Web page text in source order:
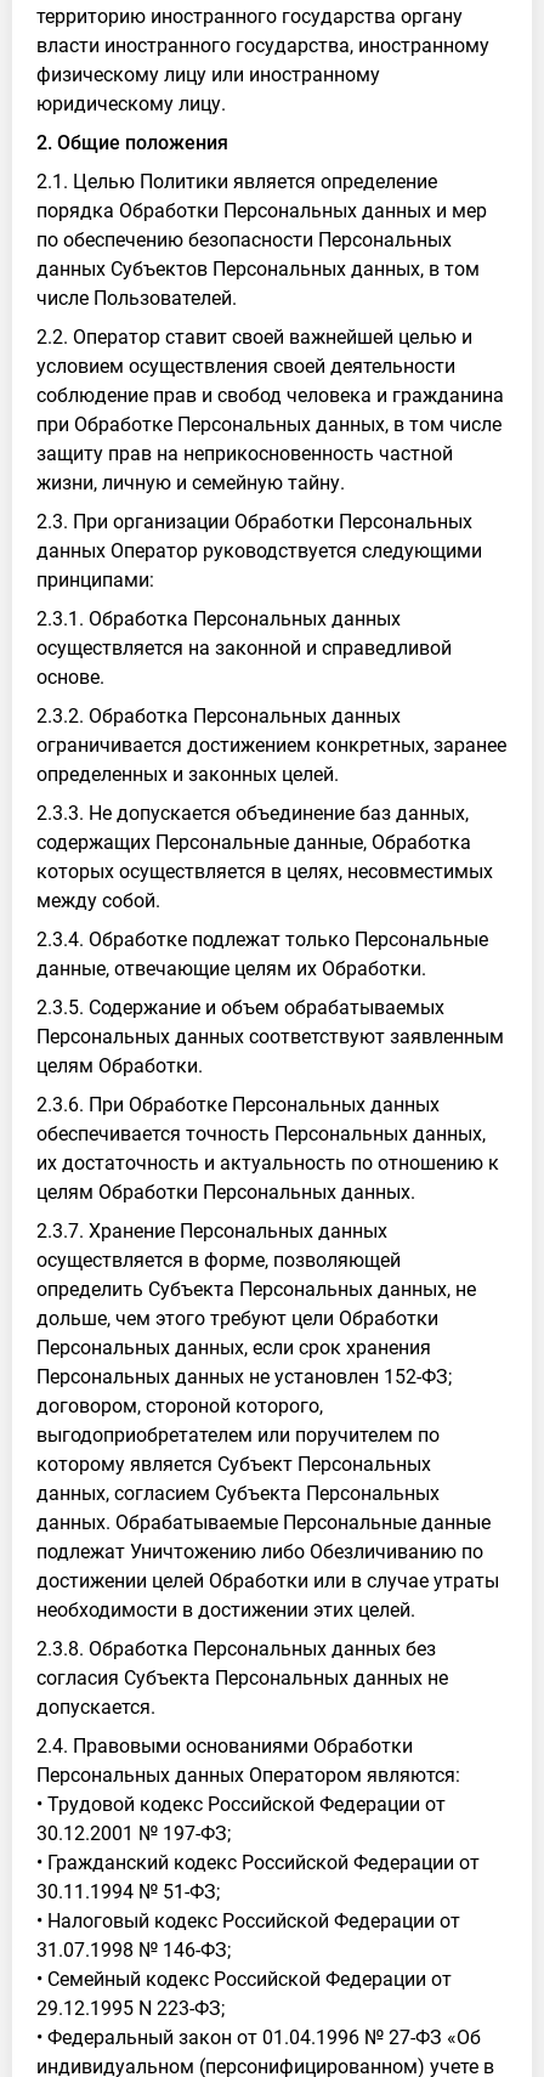
территорию иностранного государства органу
власти иностранного государства, иностранному
физическому лицу или иностранному
юридическому лицу.
2. Общие положения
2.1. Целью Политики является определение
порядка Обработки Персональных данных и мер
по обеспечению безопасности Персональных
данных Субъектов Персональных данных, в том
числе Пользователей.
2.2. Оператор ставит своей важнейшей целью и
условием осуществления своей деятельности
соблюдение прав и свобод человека и гражданина
при Обработке Персональных данных, в том числе
защиту прав на неприкосновенность частной
жизни, личную и семейную тайну.
2.3. При организации Обработки Персональных
данных Оператор руководствуется следующими
принципами:
2.3.1. Обработка Персональных данных
осуществляется на законной и справедливой
основе.
2.3.2. Обработка Персональных данных
ограничивается достижением конкретных, заранее
определенных и законных целей.
2.3.3. Не допускается объединение баз данных,
содержащих Персональные данные, Обработка
которых осуществляется в целях, несовместимых
между собой.
2.3.4. Обработке подлежат только Персональные
данные, отвечающие целям их Обработки.
2.3.5. Содержание и объем обрабатываемых
Персональных данных соответствуют заявленным
целям Обработки.
2.3.6. При Обработке Персональных данных
обеспечивается точность Персональных данных,
их достаточность и актуальность по отношению к
целям Обработки Персональных данных.
2.3.7. Хранение Персональных данных
осуществляется в форме, позволяющей
определить Субъекта Персональных данных, не
дольше, чем этого требуют цели Обработки
Персональных данных, если срок хранения
Персональных данных не установлен 152-ФЗ;
договором, стороной которого,
выгодоприобретателем или поручителем по
которому является Субъект Персональных
данных, согласием Субъекта Персональных
данных. Обрабатываемые Персональные данные
подлежат Уничтожению либо Обезличиванию по
достижении целей Обработки или в случае утраты
необходимости в достижении этих целей.
2.3.8. Обработка Персональных данных без
согласия Субъекта Персональных данных не
допускается.
2.4. Правовыми основаниями Обработки
Персональных данных Оператором являются:
• Трудовой кодекс Российской Федерации от
30.12.2001 № 197-ФЗ;
• Гражданский кодекс Российской Федерации от
30.11.1994 № 51-ФЗ;
• Налоговый кодекс Российской Федерации от
31.07.1998 № 146-ФЗ;
• Семейный кодекс Российской Федерации от
29.12.1995 N 223-ФЗ;
• Федеральный закон от 01.04.1996 № 27-ФЗ «Об
индивидуальном (персонифицированном) учете в